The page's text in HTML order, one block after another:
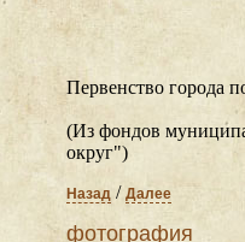
Первенство города
(Из фондов
округ")
Назад / Далее
фотография